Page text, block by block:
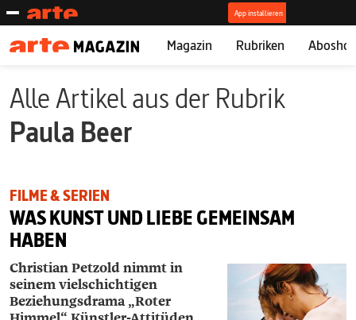
Magazin Rubriken
Alle Artikel aus der Rubrik
Paula Beer
FILME & SERIEN
WAS KUNST UND LIEBE GEMEINSAM
HABEN
Christian Petzold nimmt in
seinem vielschichtigen
Beziehungsdrama „Roter